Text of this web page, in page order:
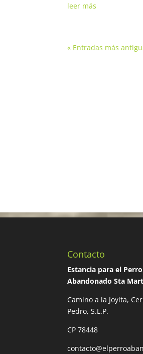
leer más
« Entradas más
Contacto
Estancia para el Perro
Abandonado Sta
Camino a la Joyita,
Pedro, S.L.P.
CP 78448